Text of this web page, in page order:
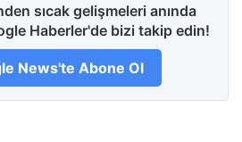
sıcak gelişmeleri anında
Haberler'de bizi takip edin!
News'te Abone Ol